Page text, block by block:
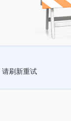
请刷新重试